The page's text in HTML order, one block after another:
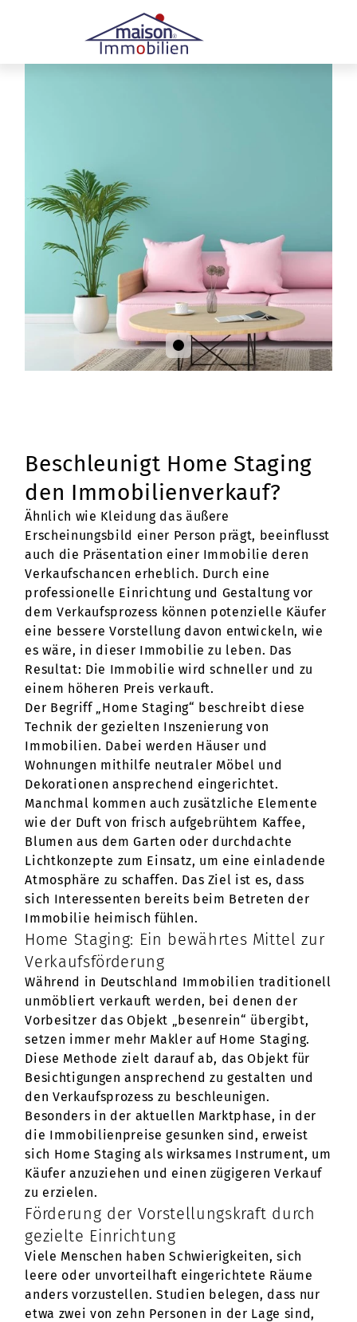
Beschleunigt Home Staging
den Immobilienverkauf?
Ähnlich wie Kleidung das äußere
Erscheinungsbild einer Person prägt, beeinflusst
auch die Präsentation einer Immobilie deren
Verkaufschancen erheblich. Durch eine
professionelle Einrichtung und Gestaltung vor
dem Verkaufsprozess können potenzielle Käufer
eine bessere Vorstellung davon entwickeln, wie
es wäre, in dieser Immobilie zu leben. Das
Resultat: Die Immobilie wird schneller und zu
einem höheren Preis verkauft.
Der Begriff „Home Staging“ beschreibt diese
Technik der gezielten Inszenierung von
Immobilien. Dabei werden Häuser und
Wohnungen mithilfe neutraler Möbel und
Dekorationen ansprechend eingerichtet.
Manchmal kommen auch zusätzliche Elemente
wie der Duft von frisch aufgebrühtem Kaffee,
Blumen aus dem Garten oder durchdachte
Lichtkonzepte zum Einsatz, um eine einladende
Atmosphäre zu schaffen. Das Ziel ist es, dass
sich Interessenten bereits beim Betreten der
Immobilie heimisch fühlen.
Home Staging: Ein bewährtes Mittel zur
Verkaufsförderung
Während in Deutschland Immobilien traditionell
unmöbliert verkauft werden, bei denen der
Vorbesitzer das Objekt „besenrein“ übergibt,
setzen immer mehr Makler auf Home Staging.
Diese Methode zielt darauf ab, das Objekt für
Besichtigungen ansprechend zu gestalten und
den Verkaufsprozess zu beschleunigen.
Besonders in der aktuellen Marktphase, in der
die Immobilienpreise gesunken sind, erweist
sich Home Staging als wirksames Instrument, um
Käufer anzuziehen und einen zügigeren Verkauf
zu erzielen.
Förderung der Vorstellungskraft durch
gezielte Einrichtung
Viele Menschen haben Schwierigkeiten, sich
leere oder unvorteilhaft eingerichtete Räume
anders vorzustellen. Studien belegen, dass nur
etwa zwei von zehn Personen in der Lage sind,